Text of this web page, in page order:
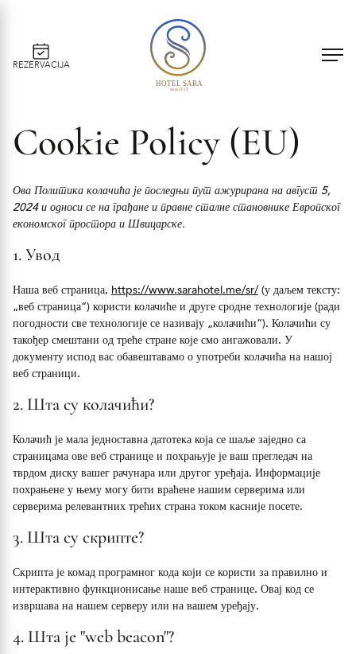
HOTEL SARA
since 2019
REZERVACIJA
Cookie Policy (EU)
Ова Политика колачића је последњи пут ажурирана на август 5,
2024 и односи се на грађане и правне сталне становнике Европског
економског простора и Швицарске.
1. Увод
Наша веб страница, https://www.sarahotel.me/sr/(у даљем тексту:
„веб страница“) користи колачиће и друге сродне технологије (ради
погодности све технологије се називају „колачићи“). Колачићи су
такођер смештани од треће стране које смо ангажовали. У
документу испод вас обавештавамо о употреби колачића на нашој
веб страници.
2. Шта су колачићи?
Колачић је мала једноставна датотека која се шаље заједно са
страницама ове веб странице и похрањује је ваш прегледач на
тврдом диску вашег рачунара или другог уређаја. Информације
похрањене у њему могу бити враћене нашим серверима или
серверима релевантних трећих страна током касније посете.
3. Шта су скрипте?
Скрипта је комад програмног кода који се користи за правилно и
интерактивно функционисање наше веб странице. Овај код се
извршава на нашем серверу или на вашем уређају.
4. Шта је "web beacon"?